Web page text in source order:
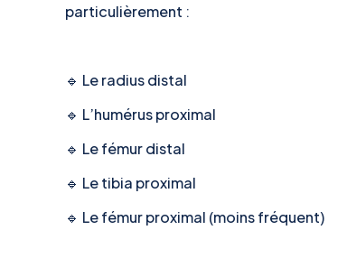
particulièrement :
🔹 Le radius distal
🔹 L’humérus proximal
🔹 Le fémur distal
🔹 Le tibia proximal
🔹 Le fémur proximal (moins fréquent)